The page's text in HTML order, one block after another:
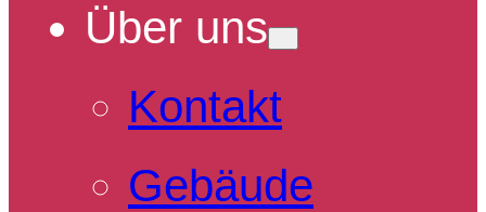
Über uns
Kontakt
Gebäude